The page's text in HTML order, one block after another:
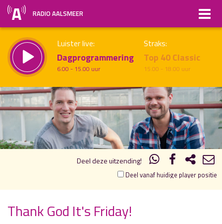
RADIO AALSMEER
Luister live:
Dagprogrammering
6.00 - 15.00 uur
Straks:
Top 40 Classic
15.00 - 18.00 uur
20.00 21.00
uur 1 van 2 Volgend uur
Inklappen
Deel deze uitzending!
Deel vanaf huidige player positie
Thank God It's Friday!